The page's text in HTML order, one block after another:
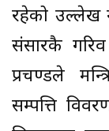
रहेको उल्लेख
संसारकै गरिव
प्रचण्डले
सम्पत्ति